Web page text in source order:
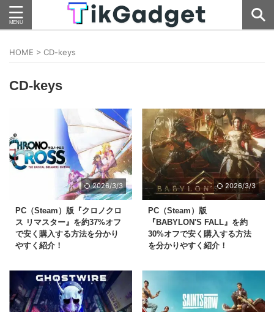
HOME > CD-keys
CD-keys
2026/3/3
PC（Steam）版『クロノクロ
ス リマスター』を約37%オフ
で安く購入する方法を分かり
やすく紹介！
2026/3/3
PC（Steam）版
『BABYLON'S FALL』を約
30%オフで安く購入する方法
を分かりやすく紹介！